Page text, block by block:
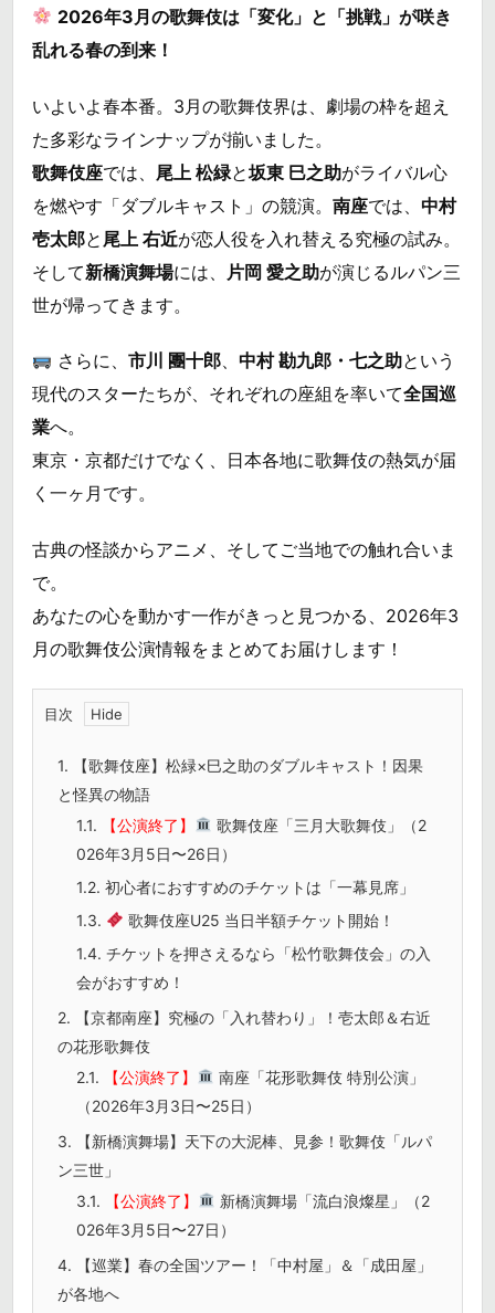
2026年3月の歌舞伎は「変化」と「挑戦」が咲き
乱れる春の到来！
いよいよ春本番。3月の歌舞伎界は、劇場の枠を超え
た多彩なラインナップが揃いました。
歌舞伎座では、 尾上 松緑と坂東 巳之助がライバル心
を燃やす「ダブルキャスト」の競演。 南座では、 中村
壱太郎と 尾上 右近が恋人役を入れ替える究極の試み。
そして新橋演舞場には、 片岡 愛之助が演じるルパン三
世が帰ってきます。
さらに、市川 團十郎、中村 勘九郎・七之助という
現代のスターたちが、それぞれの座組を率いて全国巡
業へ。
東京・京都だけでなく、日本各地に歌舞伎の熱気が届
く一ヶ月です。
古典の怪談からアニメ、そしてご当地での触れ合いま
で。
あなたの心を動かす一作がきっと見つかる、2026年3
月の歌舞伎公演情報をまとめてお届けします！
目次
1. 【歌舞伎座】松緑×巳之助のダブルキャスト！因果
と怪異の物語
1.1.
【公演終了】
歌舞伎座「三月大歌舞伎」（2
026年3月5日〜26日）
1.2. 初心者におすすめのチケットは「一幕見席」
1.3.
歌舞伎座U25 当日半額チケット開始！
1.4. チケットを押さえるなら「松竹歌舞伎会」の入
会がおすすめ！
2. 【京都南座】究極の「入れ替わり」！壱太郎＆右近
の花形歌舞伎
2.1.
【公演終了】
南座「花形歌舞伎 特別公演」
（2026年3月3日〜25日）
3. 【新橋演舞場】天下の大泥棒、見参！歌舞伎「ルパ
ン三世」
3.1.
【公演終了】
新橋演舞場「流白浪燦星」（2
026年3月5日〜27日）
4. 【巡業】春の全国ツアー！「中村屋」＆「成田屋」
が各地へ